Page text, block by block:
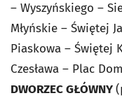
– Wyszyńskiego –
Młyńskie – Świętej
Piaskowa – Świętej
Czesława – Plac
DWORZEC GŁÓWNY